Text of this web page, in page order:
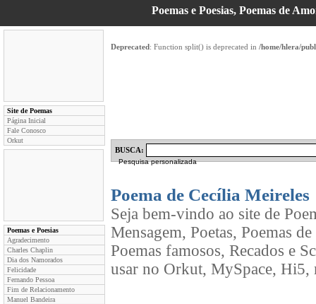
Poemas e Poesias, Poemas de
Site de Poemas
Página Inicial
Fale Conosco
Orkut
Poemas e Poesias
Agradecimento
Charles Chaplin
Dia dos Namorados
Felicidade
Fernando Pessoa
Fim de Relacionamento
Manuel Bandeira
Deprecated: Function split() is deprecated in /home/hlera/
BUSCA:
Pesquisa personalizada
Poema de Cecília Meireles
Seja bem-vindo ao site de
Mensagem, Poetas, Poemas
Poemas famosos, Recados e
usar no Orkut, MySpace, Hi5,